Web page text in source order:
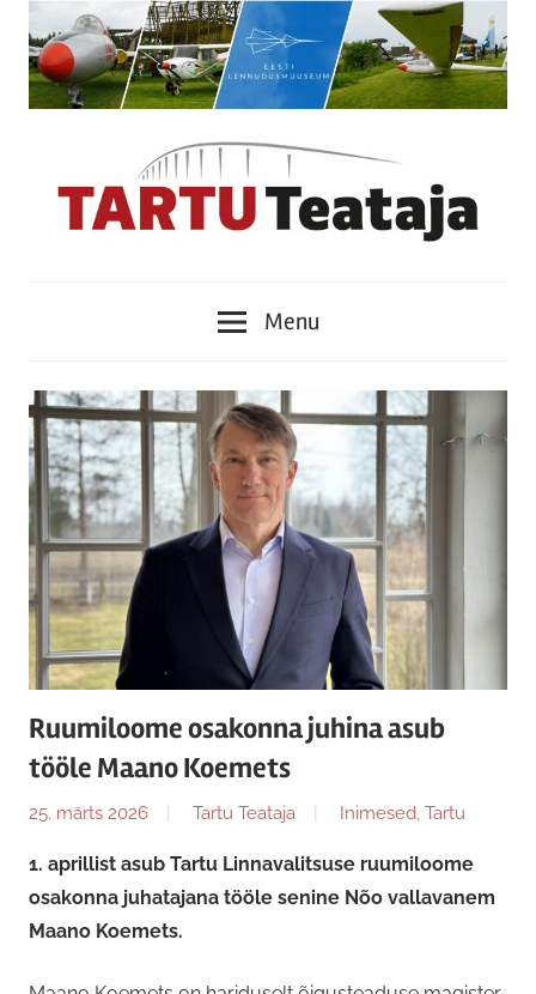
content
Menu
Ruumiloome osakonna juhina asub
tööle Maano Koemets
25. märts 2026 Tartu Teataja Inimesed Tartu
1. aprillist asub Tartu Linnavalitsuse ruumiloome
osakonna juhatajana tööle senine Nõo vallavanem
Maano Koemets.